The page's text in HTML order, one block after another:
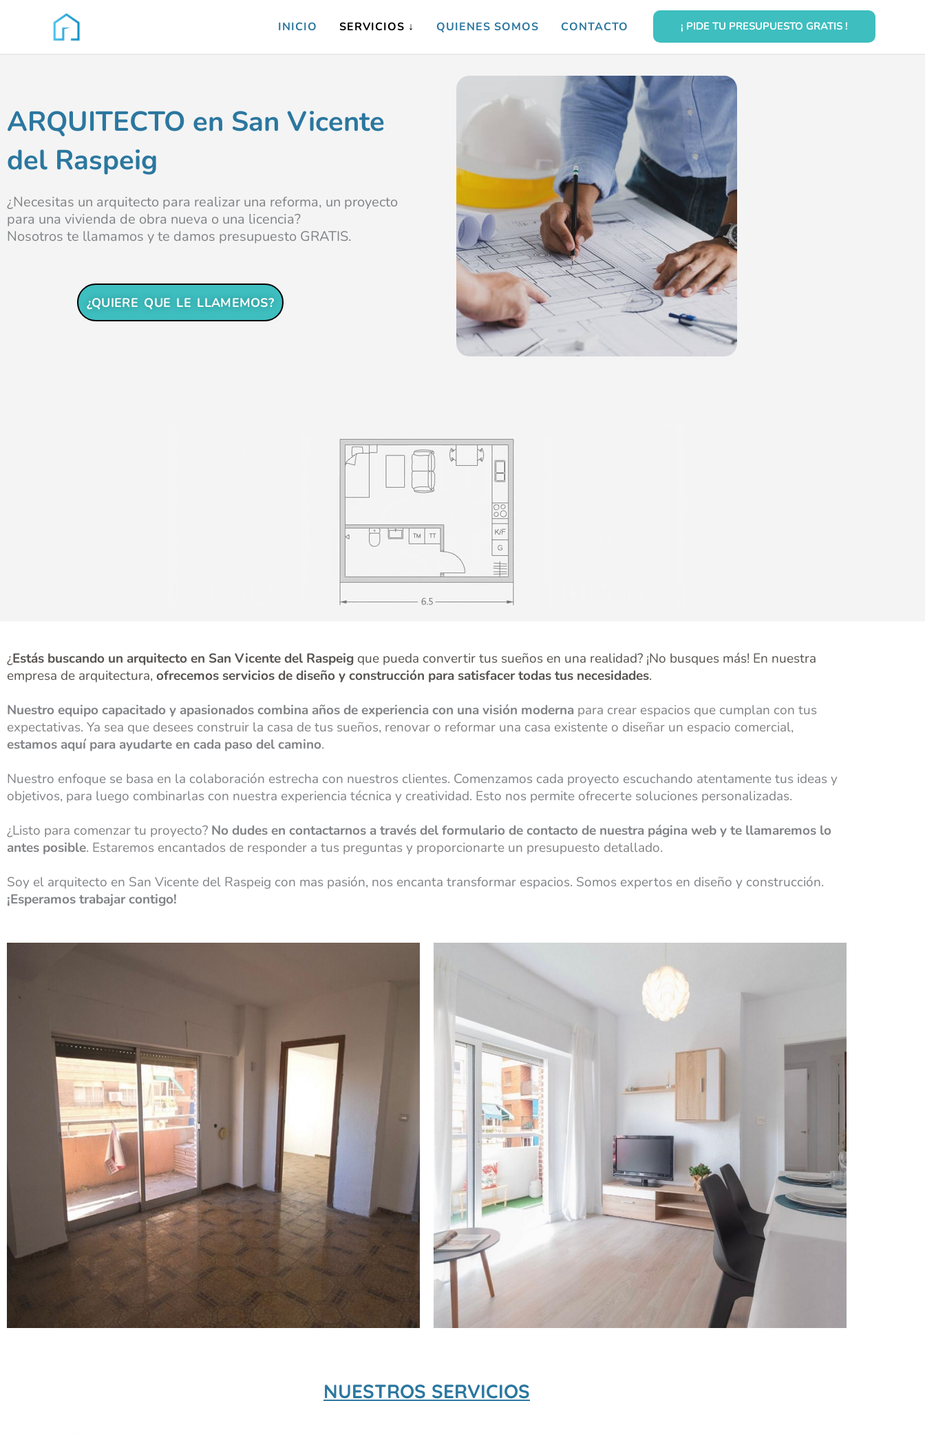
INICIO SERVICIOS ↓ QUIENES SOMOS CONTACTO ¡ PIDE TU PRESUPUESTO GRATIS !
ARQUITECTO en San Vicente
del Raspeig
¿Necesitas un arquitecto para realizar una reforma, un proyecto
para una vivienda de obra nueva o una licencia?
Nosotros te llamamos y te damos presupuesto GRATIS.
¿QUIERE QUE LE LLAMEMOS?
¿Estás buscando un arquitecto en San Vicente del Raspeig que pueda convertir tus sueños en una realidad? ¡No busques más! En nuestra
empresa de arquitectura,ofrecemos servicios de diseño y construcción para satisfacer todas tus necesidades.
Nuestro equipo capacitado y apasionados combina años de experiencia con una visión moderna para crear espacios que cumplan con tus
expectativas. Ya sea que desees construir la casa de tus sueños, renovar o reformar una casa existente o diseñar un espacio comercial,
estamos aquí para ayudarte en cada paso del camino.
Nuestro enfoque se basa en la colaboración estrecha con nuestros clientes. Comenzamos cada proyecto escuchando atentamente tus ideas y
objetivos, para luego combinarlas con nuestra experiencia técnica y creatividad. Esto nos permite ofrecerte soluciones personalizadas.
¿Listo para comenzar tu proyecto? No dudes en contactarnos a través del formulario de contacto de nuestra página web y te llamaremos lo
antes posible. Estaremos encantados de responder a tus preguntas y proporcionarte un presupuesto detallado.
Soy el arquitecto en San Vicente del Raspeig con mas pasión, nos encanta transformar espacios. Somos expertos en diseño y construcción.
¡Esperamos trabajar contigo!
NUESTROS SERVICIOS